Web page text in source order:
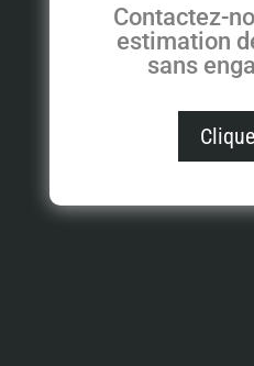
Contactez-
estimation
sans